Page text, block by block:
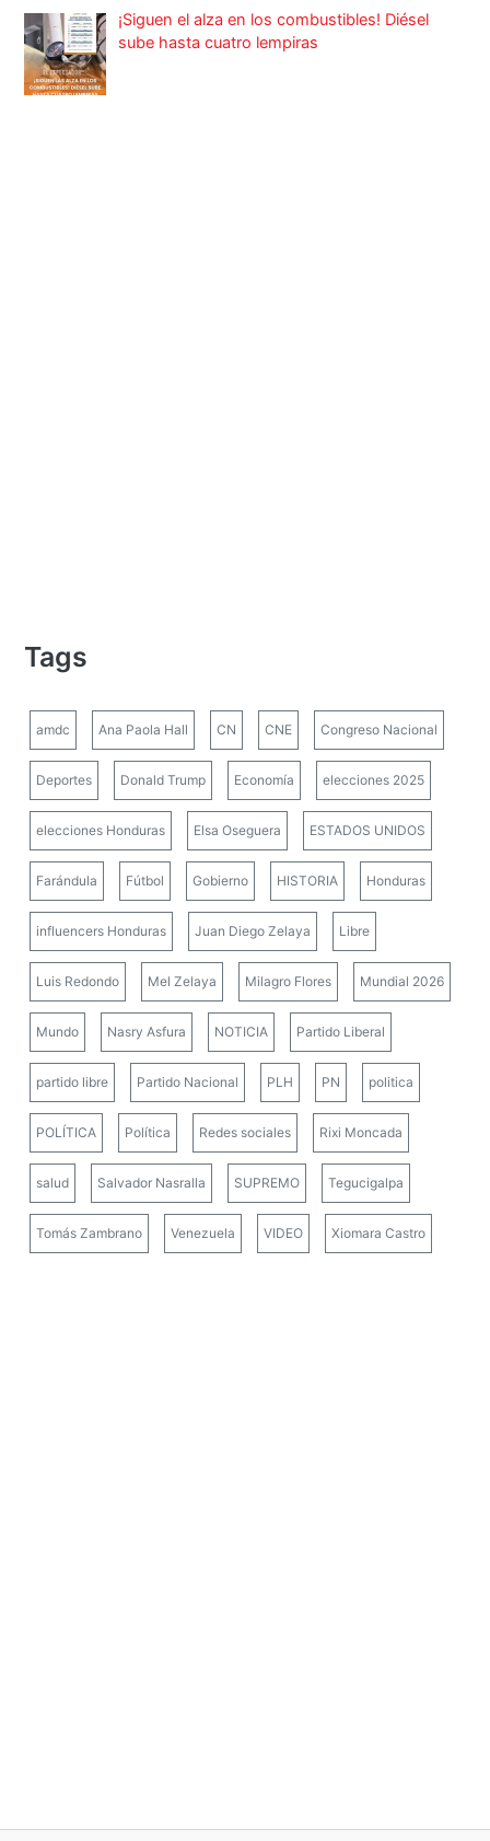
¡Siguen el alza en los combustibles! Diésel
sube hasta cuatro lempiras
Tags
amdc Ana Paola Hall CN CNE Congreso Nacional
Deportes Donald Trump Economía elecciones 2025
elecciones Honduras Elsa Oseguera ESTADOS UNIDOS
Farándula Fútbol Gobierno HISTORIA Honduras
influencers Honduras Juan Diego Zelaya Libre
Luis Redondo Mel Zelaya Milagro Flores Mundial 2026
Mundo Nasry Asfura NOTICIA Partido Liberal
partido libre Partido Nacional PLH PN politica
POLÍTICA Política Redes sociales Rixi Moncada
salud Salvador Nasralla SUPREMO Tegucigalpa
Tomás Zambrano Venezuela VIDEO Xiomara Castro